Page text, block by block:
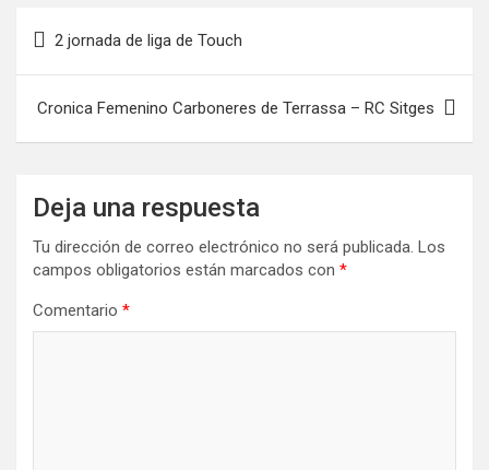
2 jornada de liga de Touch
Cronica Femenino Carboneres de Terrassa – RC Sitges
Deja una respuesta
Tu dirección de correo electrónico no será publicada. Los
campos obligatorios están marcados con *
Comentario *